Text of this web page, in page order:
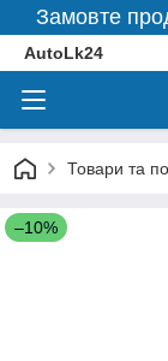
Замовте
AutoLk24
Товари та
–10%